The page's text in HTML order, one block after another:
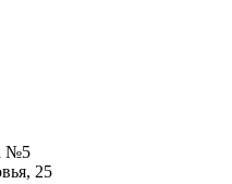
№5
25